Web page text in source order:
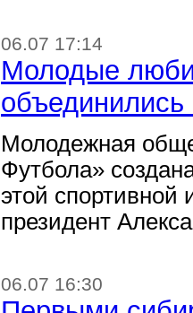
06.07 17:14
Молодые
объединились
Молодежная
Футбола»
этой
президент
06.07 16:30